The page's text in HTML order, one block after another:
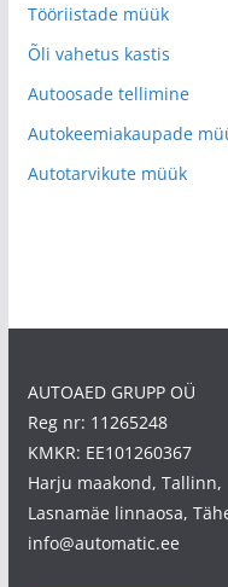
Tööriistade müük
Õli vahetus kastis
Autoosade tellimine
Autokeemiakaupade
Autotarvikute müük
AUTOAED GRUPP OÜ
Reg nr: 11265248
KMKR: EE101260367
Harju maakond, Tallinn,
Lasnamäe linnaosa,
info@automatic.ee